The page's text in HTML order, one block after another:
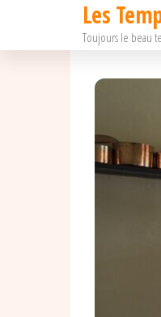
ce
Les
Toujours le beau